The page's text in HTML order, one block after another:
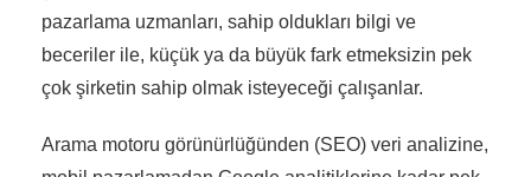
pazarlama uzmanları, sahip oldukları bilgi ve
beceriler ile, küçük ya da büyük fark etmeksizin pek
çok şirketin sahip olmak isteyeceği çalışanlar.
Arama motoru görünürlüğünden (SEO) veri analizine,